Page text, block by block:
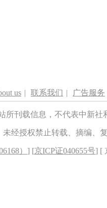
us | 联系我们 | 广告服务
所刊载信息，不代表中新
未经授权禁止转载、摘编、
） ] [京ICP证040655号] [